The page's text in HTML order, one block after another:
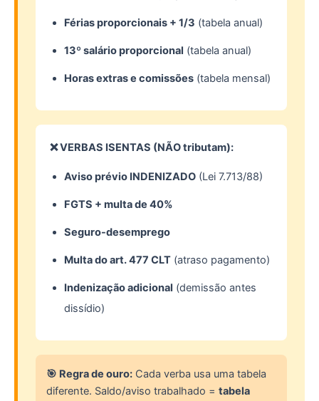
Férias proporcionais + 1/3 (tabela anual)
13º salário proporcional (tabela anual)
Horas extras e comissões (tabela mensal)
❌ VERBAS ISENTAS (NÃO tributam):
Aviso prévio INDENIZADO (Lei 7.713/88)
FGTS + multa de 40%
Seguro-desemprego
Multa do art. 477 CLT (atraso pagamento)
Indenização adicional (demissão antes
dissídio)
🎯 Regra de ouro: Cada verba usa uma tabela
diferente. Saldo/aviso trabalhado = tabela